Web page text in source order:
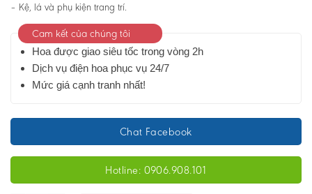
– Kệ, lá và phụ kiện trang trí.
Cam kết của chúng tôi
Hoa được giao siêu tốc trong vòng 2h
Dịch vụ điện hoa phục vụ 24/7
Mức giá cạnh tranh nhất!
Chat Facebook
Hotline: 0906.908.101